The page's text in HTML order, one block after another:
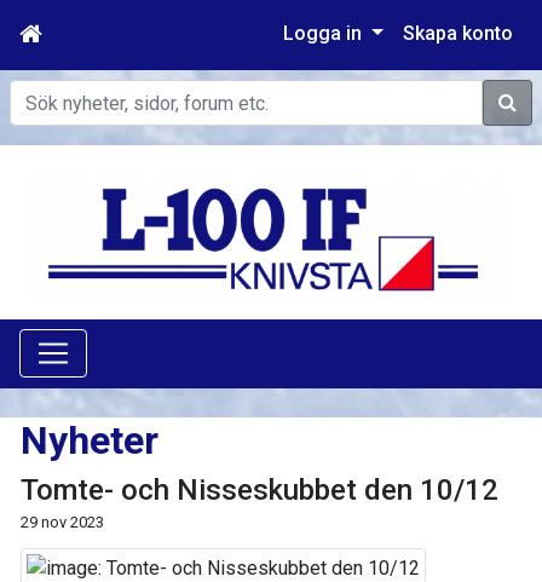
Logga in Skapa konto
Sök
Nyheter
Tomte- och Nisseskubbet den 10/12
29 nov 2023